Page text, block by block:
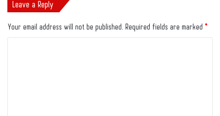
Leave a Reply
Your email address will not be published. Required fields are marked *